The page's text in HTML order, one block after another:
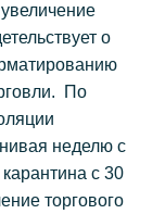
о
По
неделю с
с 30
торгового